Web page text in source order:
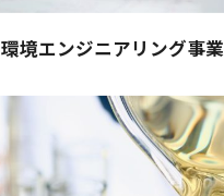
環境エンジニアリング事業